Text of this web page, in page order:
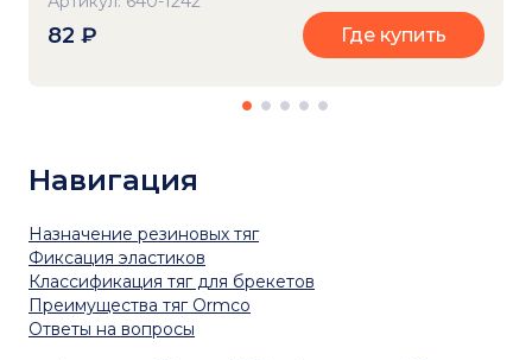
82 ₽ Где купить
Навигация
Назначение резиновых тяг
Фиксация эластиков
Классификация тяг для брекетов
Преимущества тяг Ormco
Ответы на вопросы